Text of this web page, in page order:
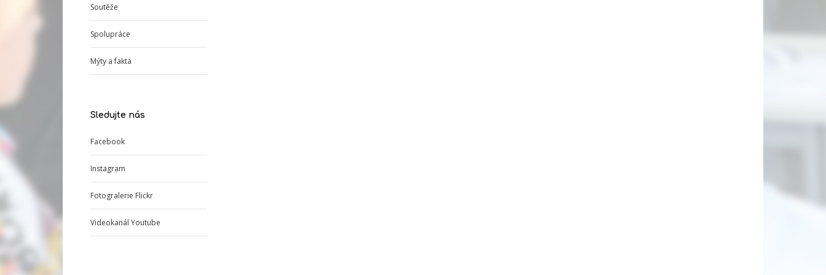
Soutěže
Spolupráce
Mýty a fakta
Sledujte nás
Facebook
Instagram
Fotogralerie Flickr
Videokanál Youtube